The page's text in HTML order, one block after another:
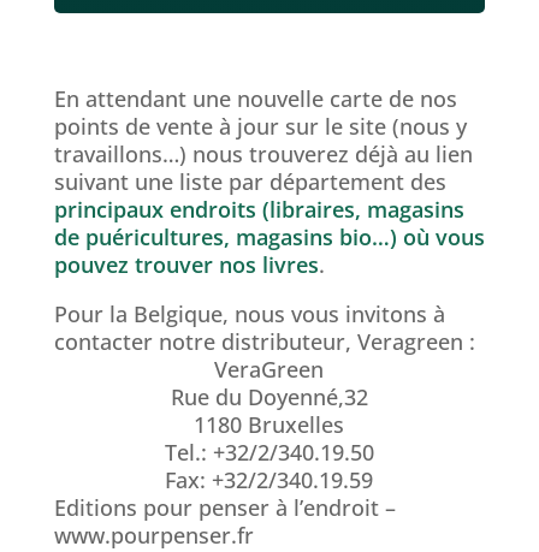
En attendant une nouvelle carte de nos
points de vente à jour sur le site (nous y
travaillons…) nous trouverez déjà au lien
suivant une liste par département des
principaux endroits (libraires, magasins
de puéricultures, magasins bio…) où vous
pouvez trouver nos livres.
Pour la Belgique, nous vous invitons à
contacter notre distributeur, Veragreen :
VeraGreen
Rue du Doyenné,32
1180 Bruxelles
Tel.: +32/2/340.19.50
Fax: +32/2/340.19.59
Editions pour penser à l’endroit –
www.pourpenser.fr